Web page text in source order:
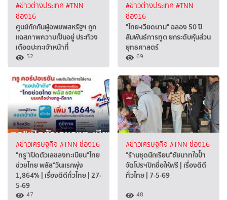
#ข่าวต่างประเทศ #TNN
ช่อง16
ศูนย์กักกันผู้อพยพสหรัฐฯ ถูก
แฉสภาพความเป็นอยู่ ประท้วง
เดือดปะทะเจ้าหน้าที่
52
#ข่าวต่างประเทศ #TNN
ช่อง16
"ไทย-เวียดนาม" ฉลอง 50 ปี
สัมพันธ์การทูต ยกระดับหุ้นส่วน
ยุทธศาสตร์
69
#ข่าวเศรษฐกิจ #TNN ช่อง16
"ทรู"เปิดตัวเลขลงทะเบียน"ไทย
ช่วยไทย พลัส"วันแรกพุ่ง
1,864% | เรื่องดีดีทั่วไทย | 27-
5-69
47
#ข่าวเศรษฐกิจ #TNN ช่อง16
"ร้านชุดนักเรียน"ชัยนาทใจป้ำ
จัดโปรฯปักชื่อให้ฟรี | เรื่องดีดี
ทั่วไทย | 7-5-69
48